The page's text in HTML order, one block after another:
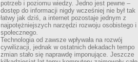
potrzeb i poziomu wiedzy. Jedno jest pewne –
dostęp do informacji nigdy wcześniej nie był tak
łatwy jak dziś, a internet pozostaje jednym z
najpotężniejszych narzędzi rozwoju osobistego i
społecznego.
Technologia od zawsze wpływała na rozwój
cywilizacji, jednak w ostatnich dekadach tempo
zmian stało się naprawdę imponujące. Jeszcze